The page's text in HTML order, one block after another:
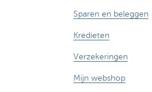
Sparen en beleggen
Kredieten
Verzekeringen
Mijn webshop